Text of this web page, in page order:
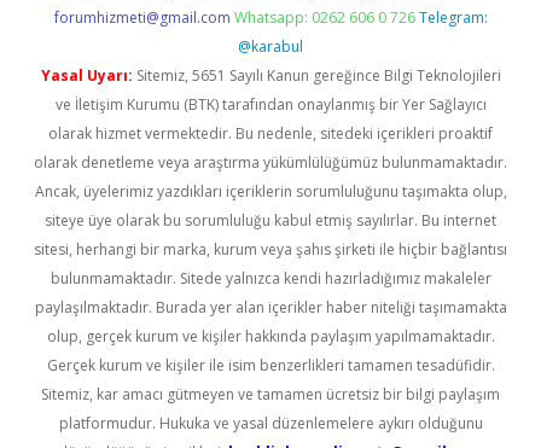
forumhizmeti@gmail.com Whatsapp: 0262 606 0 726 Telegram:
@karabul
Yasal Uyarı: Sitemiz, 5651 Sayılı Kanun gereğince Bilgi Teknolojileri
ve İletişim Kurumu (BTK) tarafından onaylanmış bir Yer Sağlayıcı
olarak hizmet vermektedir. Bu nedenle, sitedeki içerikleri proaktif
olarak denetleme veya araştırma yükümlülüğümüz bulunmamaktadır.
Ancak, üyelerimiz yazdıkları içeriklerin sorumluluğunu taşımakta olup,
siteye üye olarak bu sorumluluğu kabul etmiş sayılırlar. Bu internet
sitesi, herhangi bir marka, kurum veya şahıs şirketi ile hiçbir bağlantısı
bulunmamaktadır. Sitede yalnızca kendi hazırladığımız makaleler
paylaşılmaktadır. Burada yer alan içerikler haber niteliği taşımamakta
olup, gerçek kurum ve kişiler hakkında paylaşım yapılmamaktadır.
Gerçek kurum ve kişiler ile isim benzerlikleri tamamen tesadüfidir.
Sitemiz, kar amacı gütmeyen ve tamamen ücretsiz bir bilgi paylaşım
platformudur. Hukuka ve yasal düzenlemelere aykırı olduğunu